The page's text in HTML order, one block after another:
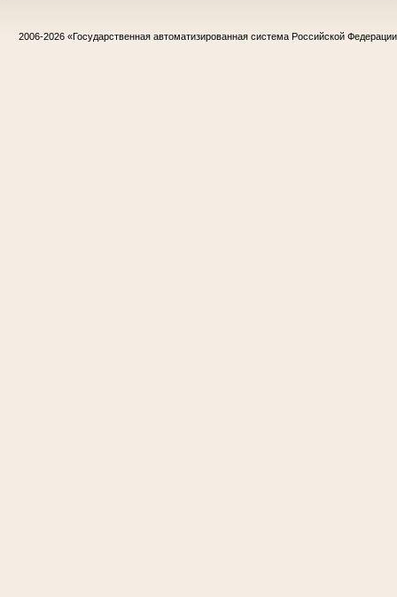
2006-2026 «Государственная автоматизированная система Российской